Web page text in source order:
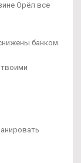
Орёл все
банком.